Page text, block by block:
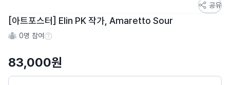
토
어
스
리
상
공유
[아트포스터] Elin PK 작가, Amaretto Sour
0명 참여참여 수 정보
83,000원